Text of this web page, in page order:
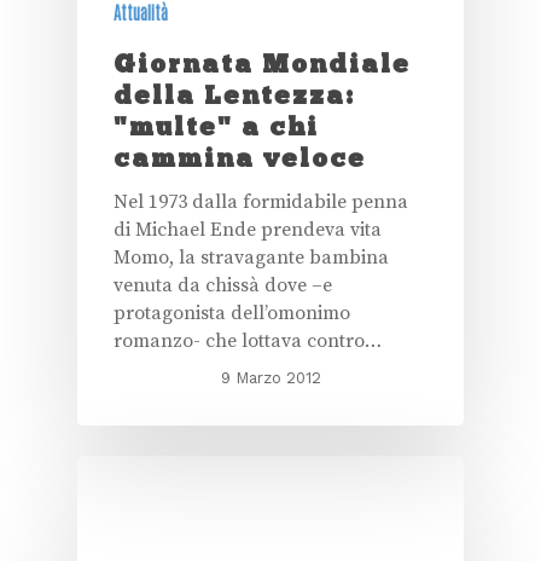
Attualità
Giornata Mondiale
della Lentezza:
"multe" a chi
cammina veloce
Nel 1973 dalla formidabile penna
di Michael Ende prendeva vita
Momo, la stravagante bambina
venuta da chissà dove –e
protagonista dell’omonimo
romanzo- che lottava contro…
9 Marzo 2012